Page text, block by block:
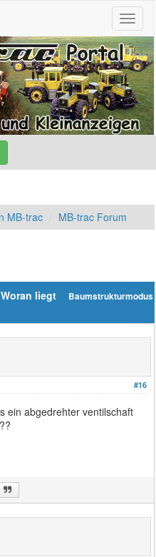
MB-trac MB-trac Forum
Baumstrukturmodus
liegt
#16
ein abgedrehter ventilschaft